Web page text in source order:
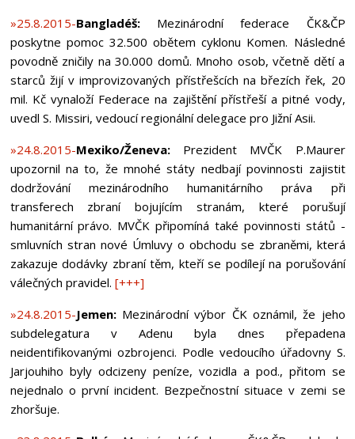
»25.8.2015-Bangladéš: Mezinárodní federace ČK&ČP
poskytne pomoc 32.500 obětem cyklonu Komen. Následné
povodně zničily na 30.000 domů. Mnoho osob, včetně dětí a
starců žijí v improvizovaných přístřešcích na březích řek, 20
mil. Kč vynaloží Federace na zajištění přístřeší a pitné vody,
uvedl S. Missiri, vedoucí regionální delegace pro Jižní Asii.
»24.8.2015-Mexiko/Ženeva: Prezident MVČK P.Maurer
upozornil na to, že mnohé státy nedbají povinnosti zajistit
dodržování mezinárodního humanitárního práva při
transferech zbraní bojujícím stranám, které porušují
humanitární právo. MVČK připomíná také povinnosti států -
smluvních stran nové Úmluvy o obchodu se zbraněmi, která
zakazuje dodávky zbraní těm, kteří se podílejí na porušování
válečných pravidel. [+++]
»24.8.2015-Jemen: Mezinárodní výbor ČK oznámil, že jeho
subdelegatura v Adenu byla dnes přepadena
neidentifikovanými ozbrojenci. Podle vedoucího úřadovny S.
Jarjouhiho byly odcizeny peníze, vozidla a pod., přitom se
nejednalo o první incident. Bezpečnostní situace v zemi se
zhoršuje.